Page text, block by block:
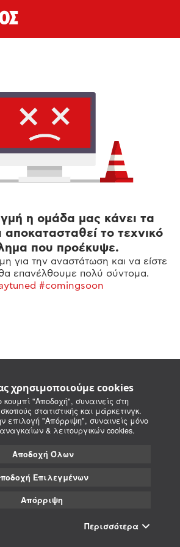
χρησιμοποιούμε cookies
κουμπί "Αποδοχή", συναινείς στη
στατιστικής και μάρκετινγκ.
επιλογή "Απόρριψη", συναινείς μόνο
& λειτουργικών cookies.
Αποδοχή Όλων
Επιλεγμένων
Απόρριψη
Περισσότερα
η ομάδα μας κάνει τα
αποκατασταθεί το τεχνικό
που προέκυψε.
για την αναστάτωση και να είστε
θα επανέλθουμε πολύ σύντομα.
#comingsoon